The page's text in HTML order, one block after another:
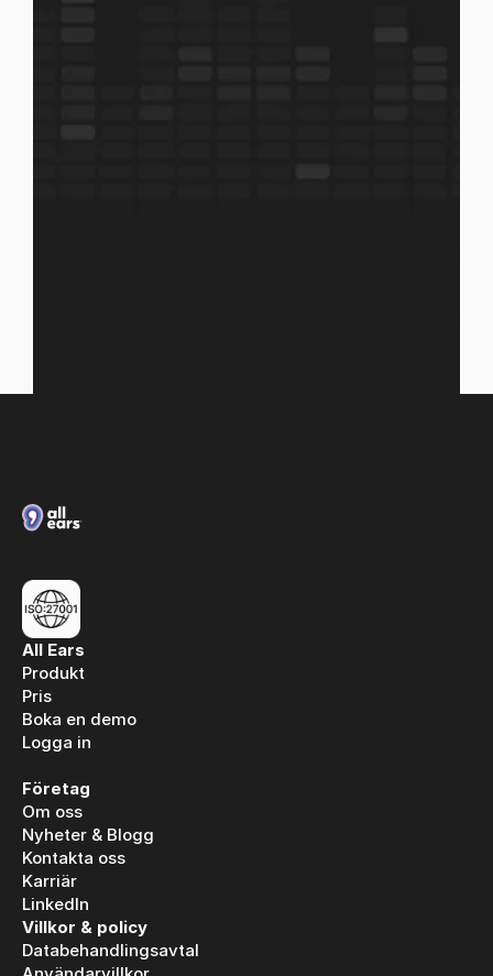
All Ears
Produkt
Pris
Boka en demo
Logga in
Företag
Om oss
Nyheter & Blogg
Kontakta oss
Karriär
LinkedIn
Villkor & policy
Databehandlingsavtal